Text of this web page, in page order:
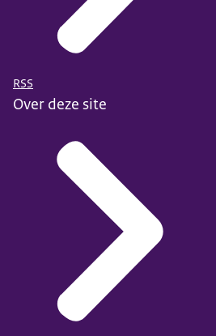
RSS
Over deze site